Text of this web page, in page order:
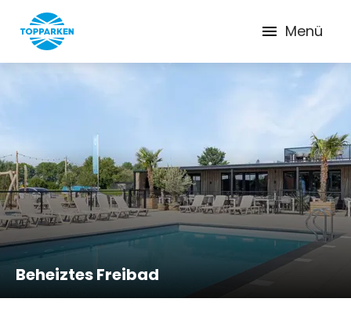
Menü
Beheiztes Freibad